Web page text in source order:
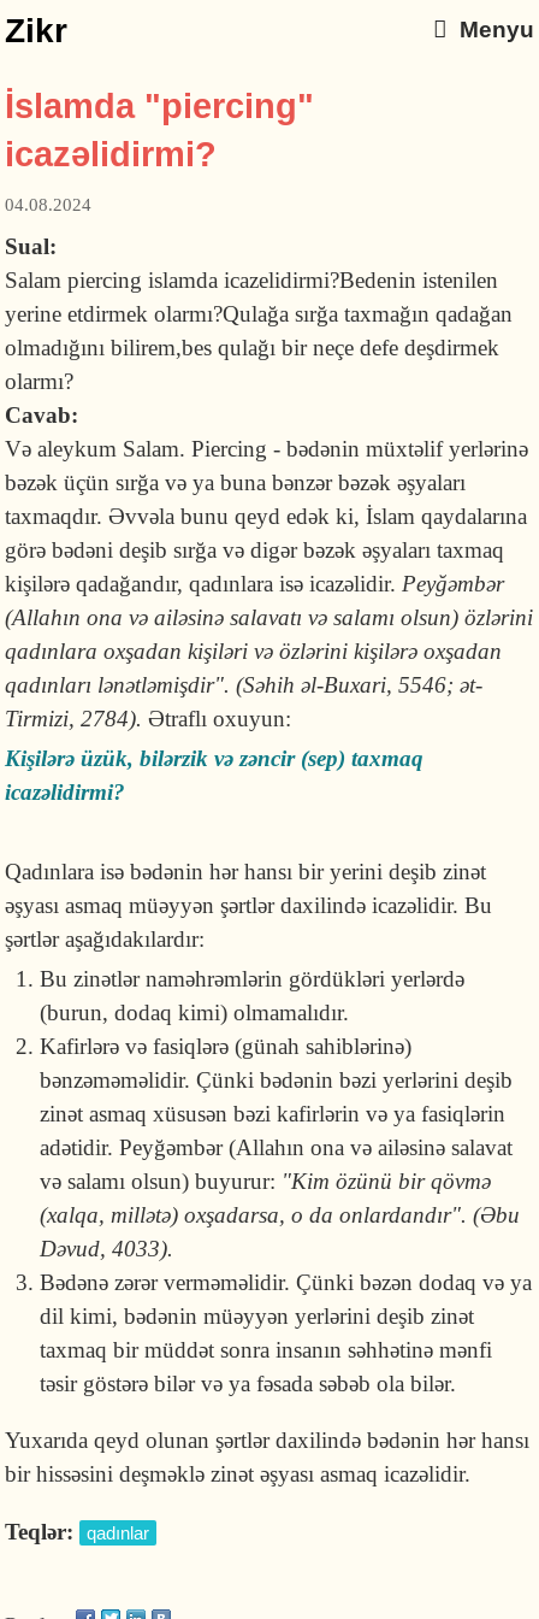
Zikr Menyu
İslamda "piercing"
icazəlidirmi?
04.08.2024
Sual:
Salam piercing islamda icazelidirmi?Bedenin istenilen
yerine etdirmek olarmı?Qulağa sırğa taxmağın qadağan
olmadığını bilirem,bes qulağı bir neçe defe deşdirmek
olarmı?
Cavab:
Və aleykum Salam. Piercing - bədənin müxtəlif yerlərinə
bəzək üçün sırğa və ya buna bənzər bəzək əşyaları
taxmaqdır. Əvvəla bunu qeyd edək ki, İslam qaydalarına
görə bədəni deşib sırğa və digər bəzək əşyaları taxmaq
kişilərə qadağandır, qadınlara isə icazəlidir. Peyğəmbər
(Allahın ona və ailəsinə salavatı və salamı olsun) özlərini
qadınlara oxşadan kişiləri və özlərini kişilərə oxşadan
qadınları lənətləmişdir". (Səhih əl-Buxari, 5546; ət-
Tirmizi, 2784).Ətraflı oxuyun:
Kişilərə üzük, bilərzik və zəncir (sep) taxmaq
icazəlidirmi?
Qadınlara isə bədənin hər hansı bir yerini deşib zinət
əşyası asmaq müəyyən şərtlər daxilində icazəlidir. Bu
şərtlər aşağıdakılardır:
Bu zinətlər naməhrəmlərin gördükləri yerlərdə
(burun, dodaq kimi) olmamalıdır.
Kafirlərə və fasiqlərə (günah sahiblərinə)
bənzəməməlidir. Çünki bədənin bəzi yerlərini deşib
zinət asmaq xüsusən bəzi kafirlərin və ya fasiqlərin
adətidir. Peyğəmbər (Allahın ona və ailəsinə salavat
və salamı olsun) buyurur: "Kim özünü bir qövmə
(xalqa, millətə) oxşadarsa, o da onlardandır". (Əbu
Dəvud, 4033).
Bədənə zərər verməməlidir. Çünki bəzən dodaq və ya
dil kimi, bədənin müəyyən yerlərini deşib zinət
taxmaq bir müddət sonra insanın səhhətinə mənfi
təsir göstərə bilər və ya fəsada səbəb ola bilər.
Yuxarıda qeyd olunan şərtlər daxilində bədənin hər hansı
bir hissəsini deşməklə zinət əşyası asmaq icazəlidir.
Teqlər: qadınlar